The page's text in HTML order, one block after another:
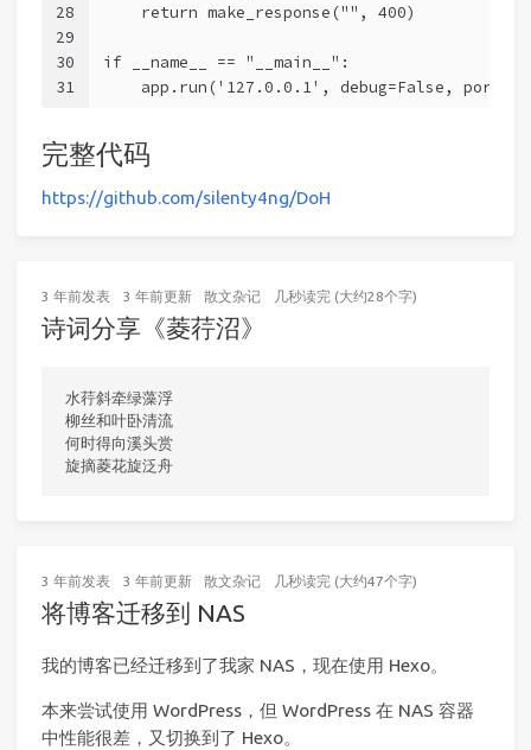
28
29
30
31
    return make_response("", 400)
if __name__ == "__main__":
app.run('127.0.0.1', debug=False,
完整代码
https://github.com/silenty4ng/DoH
3 年前发表 3 年前更新 散文杂记 几秒读完 (大约28个字)
诗词分享《菱荇沼》
水荇斜牵绿藻浮
柳丝和叶卧清流
何时得向溪头赏
旋摘菱花旋泛舟
3 年前发表 3 年前更新 散文杂记 几秒读完 (大约47个字)
将博客迁移到 NAS
我的博客已经迁移到了我家 NAS，现在使用 Hexo。
本来尝试使用 WordPress，但 WordPress 在 NAS 容器
中性能很差，又切换到了 Hexo。